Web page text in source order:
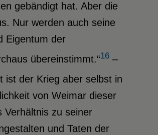
gebändigt hat. Aber die
Nur werden auch seine
Eigentum der
übereinstimmt.“16–
ist der Krieg aber selbst in
von Weimar dieser
Verhältnis zu seiner
und Taten der